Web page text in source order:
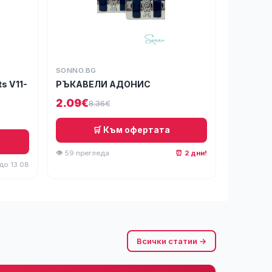
V11-
13.08
SONNO.BG
РЪКАВЕЛИ АДОНИС
2.09€8.36€
🛒 Към офертата
👁 59 прегледа ⏰ 2 дни!
Всички статии →